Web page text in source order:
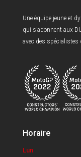
Une équipe jeune et
qui s’adonnent aux
avec des spécialistes
Horaire
Lun